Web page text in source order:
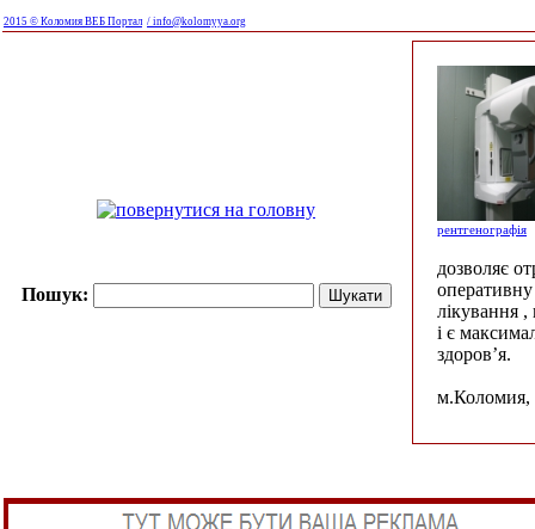
2015 © Коломия ВЕБ Портал / info@kolomyya.org
Пошук:
рентгенографія
дозволяє
лікування ,
і є
здоров’я.
м.Коломия,